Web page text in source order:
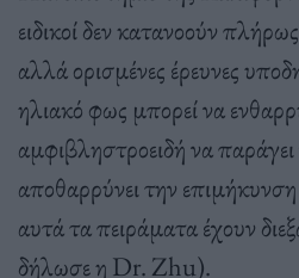
ειδικοί δεν κατανοούν
αλλά ορισμένες έρευνες
ηλιακό φως μπορεί να
αμφιβληστροειδή να
αποθαρρύνει την
αυτά τα πειράματα έχουν
δήλωσε η Dr. Zhu).